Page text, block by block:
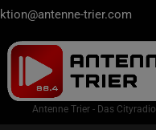
trier.com
Antenne Trier - Das Cityradio